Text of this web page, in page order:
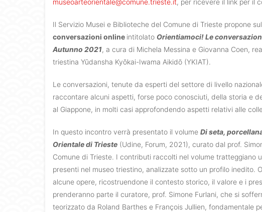
museoarteorientale@comune.trieste.it, per ricevere il link per il
Il Servizio Musei e Biblioteche del Comune di Trieste propone
conversazioni online intitolato Orientiamoci! Le
Autunno 2021, a cura di Michela Messina e Giovanna Coen,
triestina Yūdansha Kyōkai-Iwama Aikidō (YKIAT).
Le conversazioni, tenute da esperti del settore di livello
raccontare alcuni aspetti, forse poco conosciuti, della storia e
al Giappone, in molti casi approfondendo aspetti relativi alle
In questo incontro verrà presentato il volume Di seta,
Orientale di Trieste (Udine, Forum, 2021), curato dal prof.
Comune di Trieste. I contributi raccolti nel volume tratteggiano
presenti nel museo triestino, analizzate sotto un profilo inedito.
alcune opere, ricostruendone il contesto storico, il valore e i
prenderanno parte il curatore, prof. Simone Furlani, che si
teorizzato da Roland Barthes e François Jullien, fondamentale